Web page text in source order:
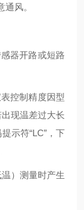
风。
感器开路或短路
控制精度因型
现温差过大长
示符“LC”，下
）测量时产生